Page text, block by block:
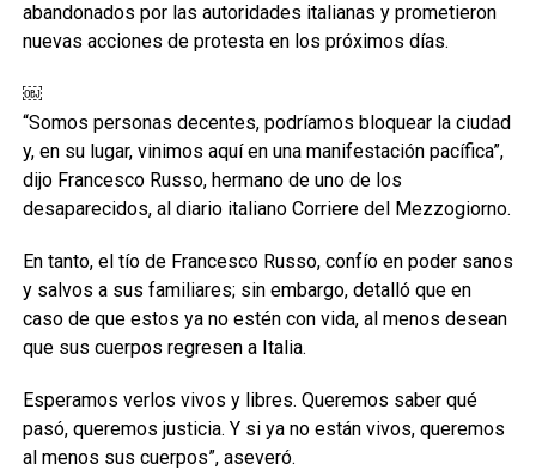
abandonados por las autoridades italianas y prometieron
nuevas acciones de protesta en los próximos días.
￼
“Somos personas decentes, podríamos bloquear la ciudad
y, en su lugar, vinimos aquí en una manifestación pacífica”,
dijo Francesco Russo, hermano de uno de los
desaparecidos, al diario italiano Corriere del Mezzogiorno.
En tanto, el tío de Francesco Russo, confío en poder sanos
y salvos a sus familiares; sin embargo, detalló que en
caso de que estos ya no estén con vida, al menos desean
que sus cuerpos regresen a Italia.
Esperamos verlos vivos y libres. Queremos saber qué
pasó, queremos justicia. Y si ya no están vivos, queremos
al menos sus cuerpos”, aseveró.